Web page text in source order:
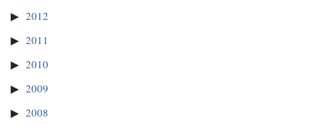
2012
2011
2010
2009
2008